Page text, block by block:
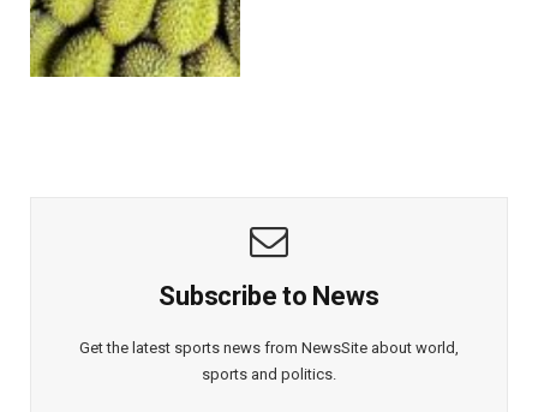
Subscribe to News
Get the latest sports news from NewsSite about world,
sports and politics.